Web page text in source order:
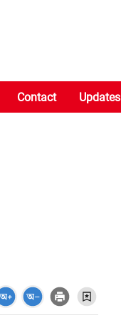
Contact Updates